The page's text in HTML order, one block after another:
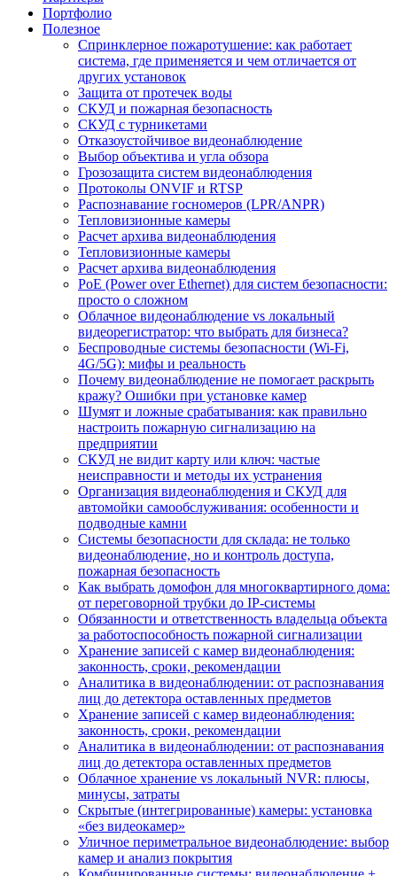
Портфолио
Полезное
Спринклерное пожаротушение: как работает
система, где применяется и чем отличается от
других установок
Защита от протечек воды
СКУД и пожарная безопасность
СКУД с турникетами
Отказоустойчивое видеонаблюдение
Выбор объектива и угла обзора
Грозозащита систем видеонаблюдения
Протоколы ONVIF и RTSP
Распознавание госномеров (LPR/ANPR)
Тепловизионные камеры
Расчет архива видеонаблюдения
Тепловизионные камеры
Расчет архива видеонаблюдения
PoE (Power over Ethernet) для систем безопасности:
просто о сложном
Облачное видеонаблюдение vs локальный
видеорегистратор: что выбрать для бизнеса?
Беспроводные системы безопасности (Wi-Fi,
4G/5G): мифы и реальность
Почему видеонаблюдение не помогает раскрыть
кражу? Ошибки при установке камер
Шумят и ложные срабатывания: как правильно
настроить пожарную сигнализацию на
предприятии
СКУД не видит карту или ключ: частые
неисправности и методы их устранения
Организация видеонаблюдения и СКУД для
автомойки самообслуживания: особенности и
подводные камни
Системы безопасности для склада: не только
видеонаблюдение, но и контроль доступа,
пожарная безопасность
Как выбрать домофон для многоквартирного дома:
от переговорной трубки до IP-системы
Обязанности и ответственность владельца объекта
за работоспособность пожарной сигнализации
Хранение записей с камер видеонаблюдения:
законность, сроки, рекомендации
Аналитика в видеонаблюдении: от распознавания
лиц до детектора оставленных предметов
Хранение записей с камер видеонаблюдения:
законность, сроки, рекомендации
Аналитика в видеонаблюдении: от распознавания
лиц до детектора оставленных предметов
Облачное хранение vs локальный NVR: плюсы,
минусы, затраты
Скрытые (интегрированные) камеры: установка
«без видеокамер»
Уличное периметральное видеонаблюдение: выбор
камер и анализ покрытия